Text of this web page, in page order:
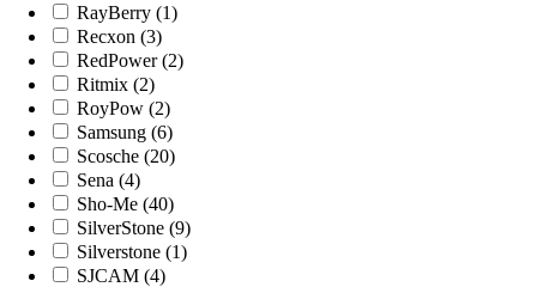
RayBerry (1)
Recxon (3)
RedPower (2)
Ritmix (2)
RoyPow (2)
Samsung (6)
Scosche (20)
Sena (4)
Sho-Me (40)
SilverStone (9)
Silverstone (1)
SJCAM (4)